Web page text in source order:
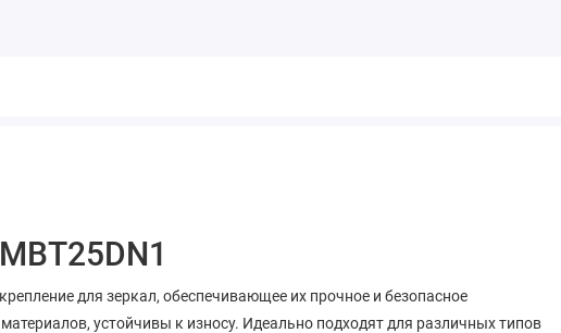
для зеркал, обеспечивающее их прочное и безопасное
устойчивы к износу. Идеально подходят для различных типов